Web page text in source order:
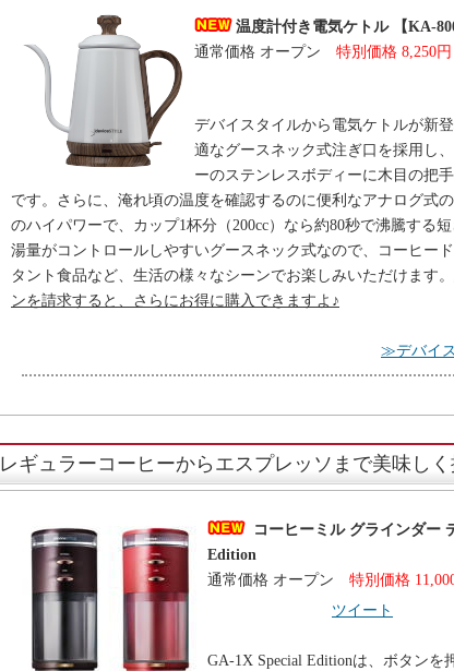
温度計付き電気ケトル 【KA-
通常価格 オープン 特別価格 8,250円
デバイスタイルから電気ケトルが新
適なグースネック式注ぎ口を採用し
ーのステンレスボディーに木目の把
です。さらに、淹れ頃の温度を確認するのに便利なアナログ式
のハイパワーで、カップ1杯分（200cc）なら約80秒で沸騰する
湯量がコントロールしやすいグースネック式なので、コーヒー
タント食品など、生活の様々なシーンでお楽しみいただけます。
ンを請求すると、さらにお得に購入できますよ♪
≫デバイ
レギュラーコーヒーからエスプレッソまで美味し
コーヒーミル グラインダー
Edition
通常価格 オープン 特別価格
ツイート
GA-1X Special Editionは、ボタン